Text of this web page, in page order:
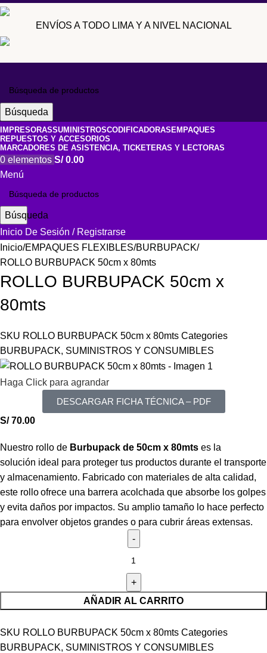
ENVÍOS A TODO LIMA Y A NIVEL NACIONAL
Búsqueda
IMPRESORASSUMINISTROSCODIFICADORAS EMPAQUES
REPUESTOS Y ACCESORIOS
MARCADORES DE ASISTENCIA, TICKETERAS Y LECTORAS
0 elementos S/0.00
Menú
Búsqueda
Inicio De Sesión / Registrarse
Inicio EMPAQUES FLEXIBLES BURBUPACK
ROLLO BURBUPACK 50cm x 80mts
ROLLO BURBUPACK 50cm x
80mts
SKU ROLLO BURBUPACK 50cm x 80mts Categories
BURBUPACK, SUMINISTROS Y CONSUMIBLES
Haga Click para agrandar
DESCARGAR FICHA TÉCNICA – PDF
S/70.00
Nuestro rollo de Burbupack de 50cm x 80mts es la
solución ideal para proteger tus productos durante el transporte
y almacenamiento. Fabricado con materiales de alta calidad,
este rolloofrece una barrera acolchada que absorbe los golpes
y evita daños por impactos. Su amplio tamaño lo hace perfecto
para envolver objetos grandes o para cubrir áreas extensas.
AÑADIR AL CARRITO
SKU ROLLO BURBUPACK 50cm x 80mts Categories
BURBUPACK, SUMINISTROS Y CONSUMIBLES